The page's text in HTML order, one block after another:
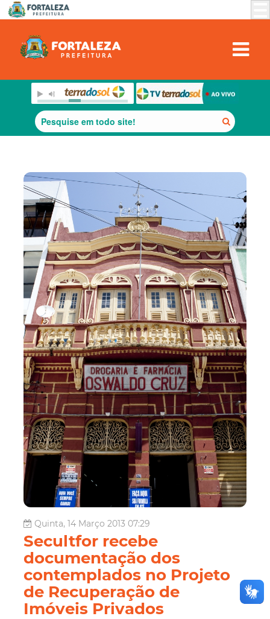
Quinta, 14 Março 2013 07:29
Secultfor recebe
documentação dos
contemplados no Projeto
de Recuperação de
Imóveis Privados